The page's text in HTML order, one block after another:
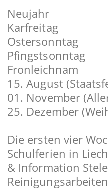
Neujahr
Karfreitag
Ostersonntag
Pfingstsonntag
Fronleichnam
15. August
01. November
25. Dezember
Die ersten vier
Schulferien in
& Information